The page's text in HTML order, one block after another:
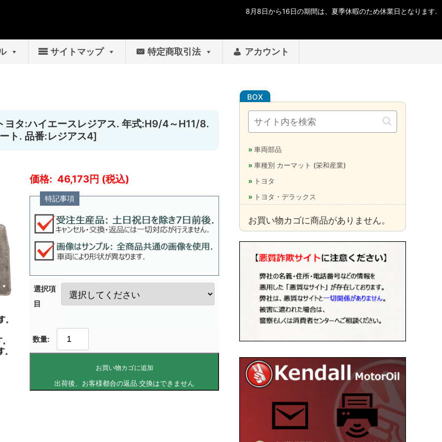
サイトマップ 特定商取引法 アカウント
ヨタ:ハイエースレジアス. 年式:H9/4～H11/8.
ト. 品番:レジアス4]
46,173
特記事項
選択項
目
お買い物カゴに追加
車両部品
車種別 カーマット (栄和産業)
トヨタ
トヨタ・デラックス
お買い物カゴに商品がありません。